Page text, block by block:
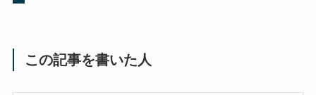
この記事を書いた人